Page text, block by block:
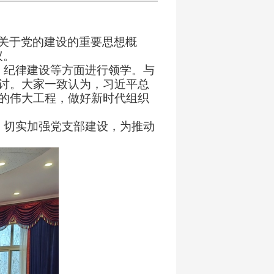
于党的建设的重要思想概
律建设等方面进行领学。与
。大家一致认为，习近平总
伟大工程，做好新时代组织
实加强党支部建设，为推动